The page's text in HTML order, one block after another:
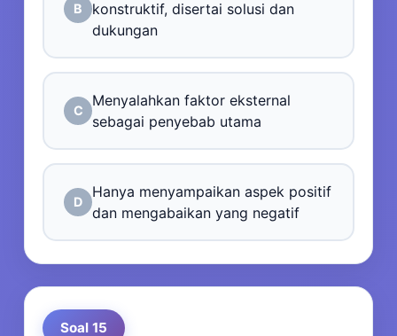
B
konstruktif, disertai solusi dan
dukungan
C
Menyalahkan faktor eksternal
sebagai penyebab utama
D
Hanya menyampaikan aspek positif
dan mengabaikan yang negatif
Soal 15